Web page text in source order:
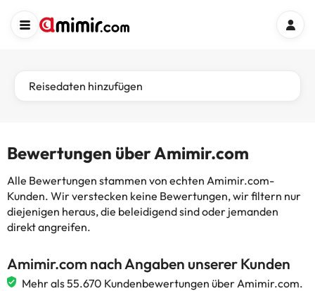
Reisedaten hinzufügen
Bewertungen über Amimir.com
Alle Bewertungen stammen von echten Amimir.com-
Kunden. Wir verstecken keine Bewertungen, wir filtern nur
diejenigen heraus, die beleidigend sind oder jemanden
direkt angreifen.
Amimir.com nach Angaben unserer Kunden
Mehr als 55.670 Kundenbewertungen über Amimir.com.